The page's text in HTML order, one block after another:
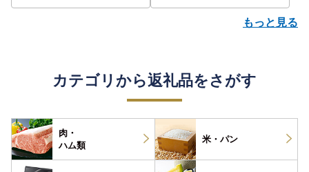
もっと見る
カテゴリから返礼品をさがす
肉・
ハム類
米・パン